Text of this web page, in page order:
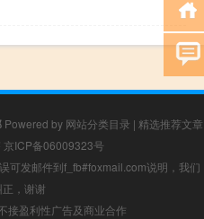
Powered by 网站分类目录 | 精选推荐文章
京ICP备06009323号
可发邮件到f_fb#foxmail.com说明，我们
，谢谢
接盈利性广告及商业合作